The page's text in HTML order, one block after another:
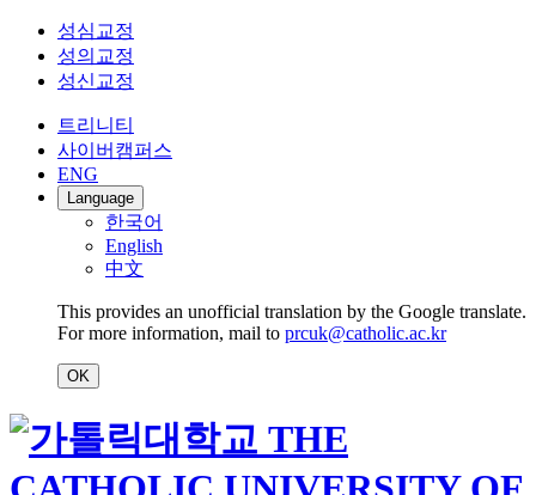
성심교정
성의교정
성신교정
트리니티
사이버캠퍼스
ENG
Language
한국어
English
中文
This provides an unofficial translation by the Google translate.
For more information, mail to prcuk@catholic.ac.kr
OK